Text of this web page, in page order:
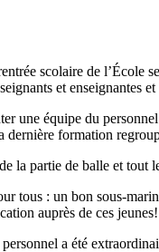
scolaire de
et enseignantes
une équipe du
dernière formation
la partie de balle et
tous : un bon sous-
auprès de ces jeunes!
a été